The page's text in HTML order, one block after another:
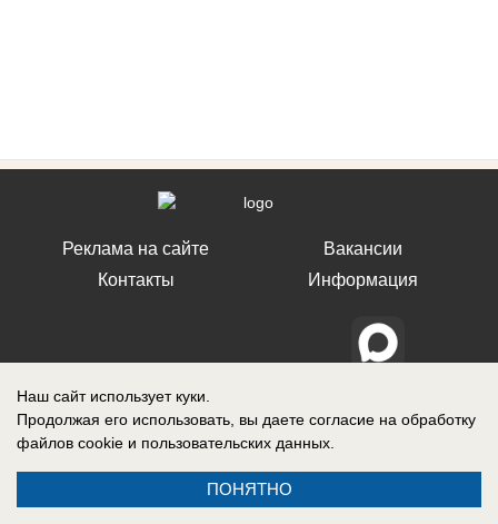
Реклама на сайте
Контакты
Вакансии
Информация
СМИ Блокнот Ставрополь зарегистрировано Федеральной службой по
надзору в сфере связи, информационных технологий и массовых
коммуникаций (Роскомнадзор). Реестровая запись о регистрации СМИ:
Эл № ФС77-76032 от 12 июля 2019 г. (Первоначальное свидетельство
Наш сайт использует куки.
Продолжая его использовать, вы даете согласие на обработку
файлов cookie и пользовательских данных.
ПОНЯТНО